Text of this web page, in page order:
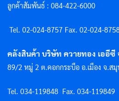
ลูกค้าสัมพันธ์ : 084-422-6000
Tel. 02-024-8757 Fax. 02-024-
คลังสินค้า บริษัท ควายทอง เออีซี
89/2 หมู่ 2 ต.คอกกระบือ อ.เมือง จ.ส
Tel. 034-119848 Fax. 034-119849